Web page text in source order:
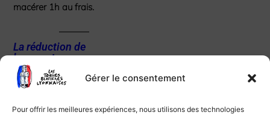
Gérer le consentement
Pour offrir les meilleures expériences, nous utilisons des technologies
macérer 1h au frais.
La réduction de
kumquats
Ôter les extrémités des
kumquats et les couper en